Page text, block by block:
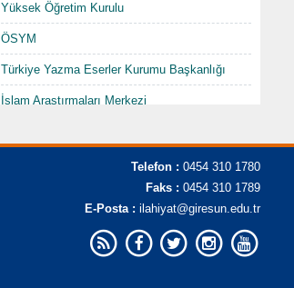
Yüksek Öğretim Kurulu
ÖSYM
Türkiye Yazma Eserler Kurumu Başkanlığı
İslam Araştırmaları Merkezi
Karadenizde Fütüvvet ve Ahilik
Sempozyumu/Şurası-I "Hacı Abdullah
Telefon : 0454 310 1780
Faks : 0454 310 1789
E-Posta : ilahiyat@giresun.edu.tr